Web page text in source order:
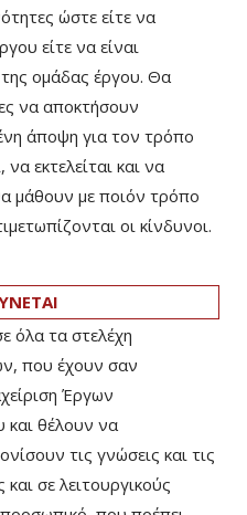
ώστε είτε να
είτε να είναι
της ομάδας έργου. Θα
να αποκτήσουν
άποψη για τον τρόπο
εκτελείται και να
μάθουν με ποιόν τρόπο
οι κίνδυνοι.
όλα τα στελέχη
που έχουν σαν
Έργων
και θέλουν να
τις γνώσεις και τις
σε λειτουργικούς